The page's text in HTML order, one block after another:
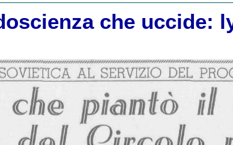
che uccide: